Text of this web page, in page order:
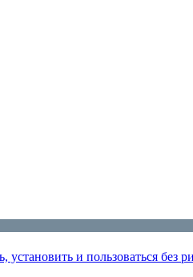
и пользоваться без